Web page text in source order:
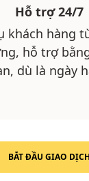
Hỗ trợ 24/7
khách hàng
hỗ trợ
dù là ngày
BẮT ĐẦU GIAO